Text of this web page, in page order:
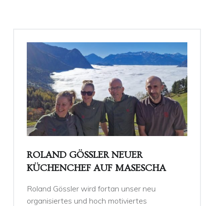
ROLAND GÖSSLER NEUER
KÜCHENCHEF AUF MASESCHA
Roland Gössler wird fortan unser neu
organisiertes und hoch motiviertes